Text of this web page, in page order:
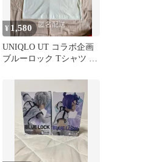
¥ 1,580
UNIQLO UT コラボ企画
ブルーロック Tシャツ ホ